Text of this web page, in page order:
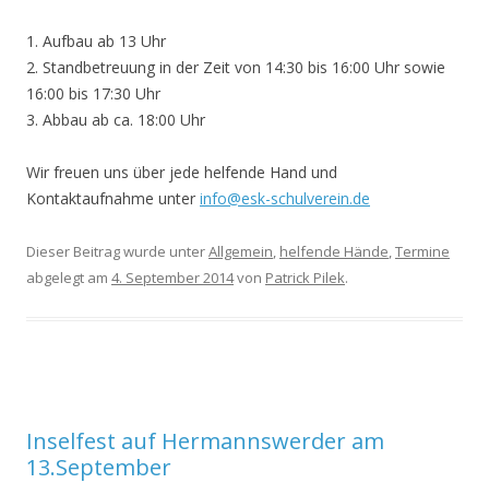
1. Aufbau ab 13 Uhr
2. Standbetreuung in der Zeit von 14:30 bis 16:00 Uhr sowie
16:00 bis 17:30 Uhr
3. Abbau ab ca. 18:00 Uhr
Wir freuen uns über jede helfende Hand und
Kontaktaufnahme unter info@esk-schulverein.de
Dieser Beitrag wurde unterAllgemein, helfende Hände,Termine
abgelegt am 4. September 2014von Patrick Pilek.
Inselfest auf Hermannswerder am
13.September